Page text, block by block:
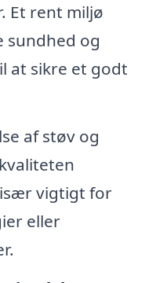
Et rent miljø
sundhed og
at sikre et godt
af støv og
vigtigt for
eller